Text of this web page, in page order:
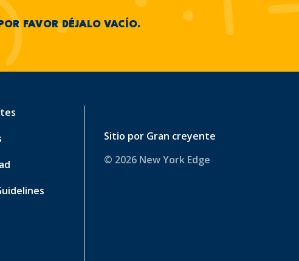
FAVOR DÉJALO VACÍO.
Sitio por Gran creyente
© 2026 New York Edge